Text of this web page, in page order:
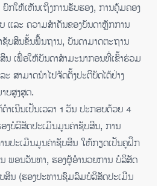
ກໃຫ້ເຫັນເຖິງການຮັບຮອງ, ການຄຸ້ມຄອງ
ແລະ ຄວາມສໍາຄັນຂອງບັນດາຫຼັກການ
ບສິນຂັ້ນພື້ນຖານ, ບັນດາມາດຕະຖານ
ນ ເພື່ອໃຫ້ບັນດາສໍາມະນາກອນທີ່ເຂົ້າຮ່ວມ
ສາມາດນຳໄປຈັດຕັ້ງປະຕິບັດໄດ້ຢ່າງ
ບສູງສຸດ.
ເນີນເປັນເວລາ 1 ວັນ ປະກອບດ້ວຍ 4
ງບໍລິສັດປະເມີນມູນຄ່າຊັບສິນ, ການ
ປະເມີນມູນຄ່າຊັບສິນ ໃຫ້ກຽດເປັນຄູຝຶກ
ພອນວັນທາ, ຮອງຜູ້ອໍານວຍການ ບໍລິສັດ
ສິນ (ຮອງປະທານຊົມລົມບໍລິສັດປະເມີນ